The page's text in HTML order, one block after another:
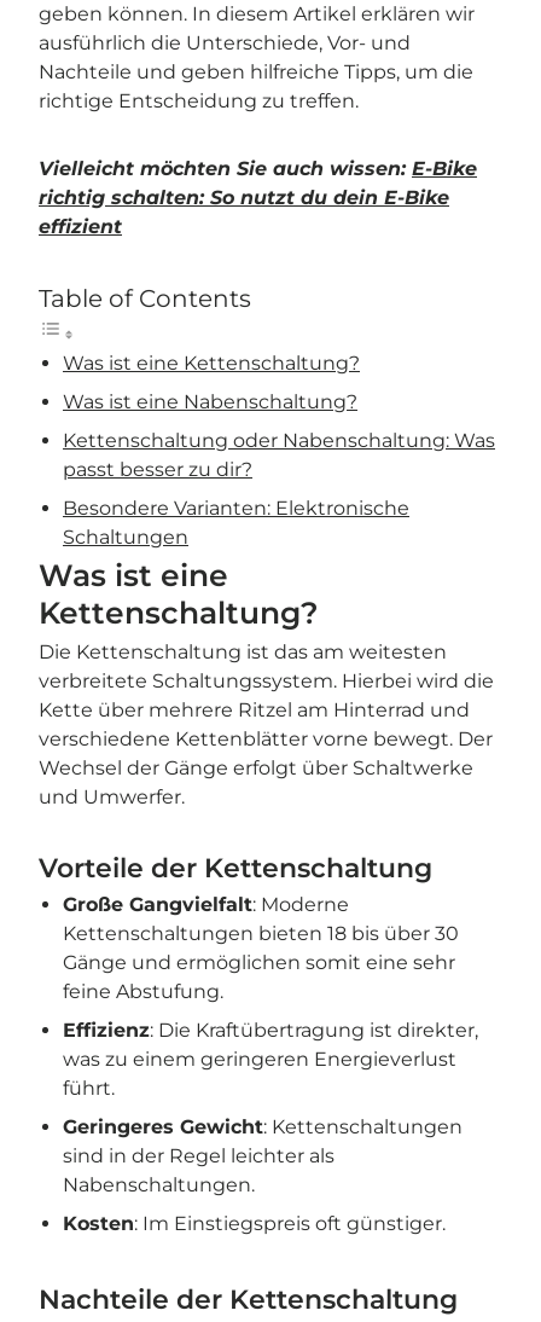
geben können. In diesem Artikel erklären wir
ausführlich die Unterschiede, Vor- und
Nachteile und geben hilfreiche Tipps, um die
richtige Entscheidung zu treffen.
Vielleicht möchten Sie auch wissen: E-Bike
richtig schalten: So nutzt du dein E-Bike
effizient
Table of Contents
Was ist eine Kettenschaltung?
Was ist eine Nabenschaltung?
Kettenschaltung oder Nabenschaltung: Was
passt besser zu dir?
Besondere Varianten: Elektronische
Schaltungen
Was ist eine
Kettenschaltung?
Die Kettenschaltung ist das am weitesten
verbreitete Schaltungssystem. Hierbei wird die
Kette über mehrere Ritzel am Hinterrad und
verschiedene Kettenblätter vorne bewegt. Der
Wechsel der Gänge erfolgt über Schaltwerke
und Umwerfer.
Vorteile der Kettenschaltung
Große Gangvielfalt: Moderne
Kettenschaltungen bieten 18 bis über 30
Gänge und ermöglichen somit eine sehr
feine Abstufung.
Effizienz: Die Kraftübertragung ist direkter,
was zu einem geringeren Energieverlust
führt.
Geringeres Gewicht: Kettenschaltungen
sind in der Regel leichter als
Nabenschaltungen.
Kosten: Im Einstiegspreis oft günstiger.
Nachteile der Kettenschaltung